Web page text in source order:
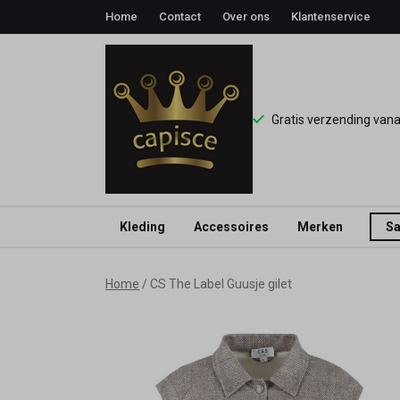
Home Contact Over ons Klantenservice
Gratis verzending
Kleding Accessoires Merken
Home CS The Label Guusje gilet